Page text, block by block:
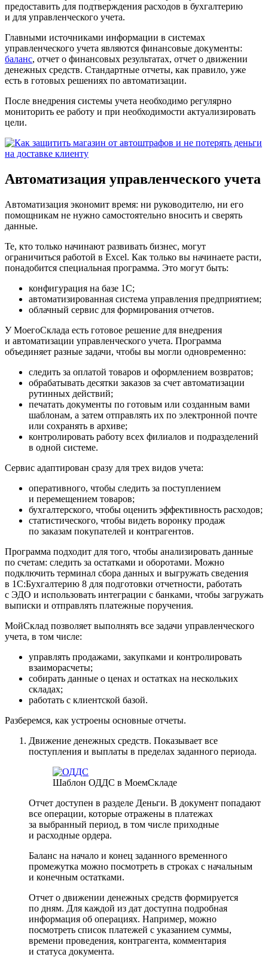
предоставить для подтверждения расходов в бухгалтерию
и для управленческого учета.
Главными источниками информации в системах
управленческого учета являются финансовые документы:
баланс, отчет о финансовых результатах, отчет о движении
денежных средств. Стандартные отчеты, как правило, уже
есть в готовых решениях по автоматизации.
После внедрения системы учета необходимо регулярно
мониторить ее работу и при необходимости актуализировать
цели.
Автоматизация управленческого учета
Автоматизация экономит время: ни руководителю, ни его
помощникам не нужно самостоятельно вносить и сверять
данные.
Те, кто только начинают развивать бизнес, могут
ограничиться работой в Excel. Как только вы начинаете расти,
понадобится специальная программа. Это могут быть:
конфигурация на базе 1С;
автоматизированная система управления предприятием;
облачный сервис для формирования отчетов.
У МоегоСклада есть готовое решение для внедрения
и автоматизации управленческого учета. Программа
объединяет разные задачи, чтобы вы могли одновременно:
следить за оплатой товаров и оформлением возвратов;
обрабатывать десятки заказов за счет автоматизации
рутинных действий;
печатать документы по готовым или созданным вами
шаблонам, а затем отправлять их по электронной почте
или сохранять в архиве;
контролировать работу всех филиалов и подразделений
в одной системе.
Сервис адаптирован сразу для трех видов учета:
оперативного, чтобы следить за поступлением
и перемещением товаров;
бухгалтерского, чтобы оценить эффективность расходов;
статистического, чтобы видеть воронку продаж
по заказам покупателей и контрагентов.
Программа подходит для того, чтобы анализировать данные
по счетам: следить за остатками и оборотами. Можно
подключить терминал сбора данных и выгружать сведения
в 1С:Бухгалтерию 8 для подготовки отчетности, работать
с ЭДО и использовать интеграции с банками, чтобы загружать
выписки и отправлять платежные поручения.
МойСклад позволяет выполнять все задачи управленческого
учета, в том числе:
управлять продажами, закупками и контролировать
взаиморасчеты;
собирать данные о ценах и остатках на нескольких
складах;
работать с клиентской базой.
Разберемся, как устроены основные отчеты.
Движение денежных средств. Показывает все
поступления и выплаты в пределах заданного периода.
Шаблон ОДДС в МоемСкладе
Отчет доступен в разделе Деньги. В документ попадают
все операции, которые отражены в платежах
за выбранный период, в том числе приходные
и расходные ордера.
Баланс на начало и конец заданного временного
промежутка можно посмотреть в строках с начальным
и конечным остатками.
Отчет о движении денежных средств формируется
по дням. Для каждой из дат доступна подробная
информация об операциях. Например, можно
посмотреть список платежей с указанием суммы,
времени проведения, контрагента, комментария
и статуса документа.